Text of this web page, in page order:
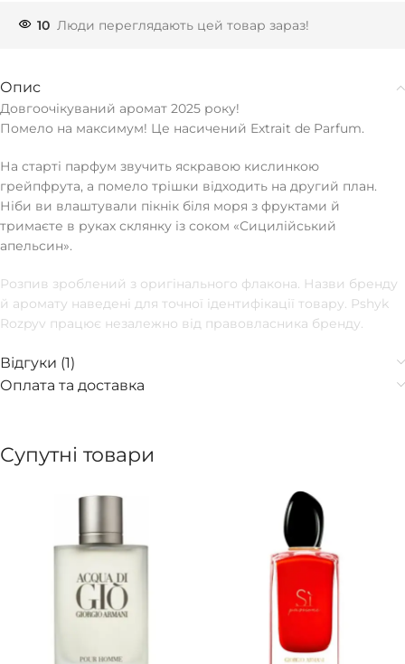
10 Люди переглядають цей товар зараз!
Опис
Довгоочікуваний аромат 2025 року!
Помело на максимум! Це насичений Extrait de Parfum.
На старті парфум звучить яскравою кислинкою
грейпфрута, а помело трішки відходить на другий план.
Ніби ви влаштували пікнік біля моря з фруктами й
тримаєте в руках склянку із соком «Сицилійський
апельсин».
Розпив зроблений з оригінального флакона. Назви бренду
й аромату наведені для точної ідентифікації товару. Pshyk
Rozpyv працює незалежно від правовласника бренду.
Відгуки (1)
Оплата та доставка
Супутні товари